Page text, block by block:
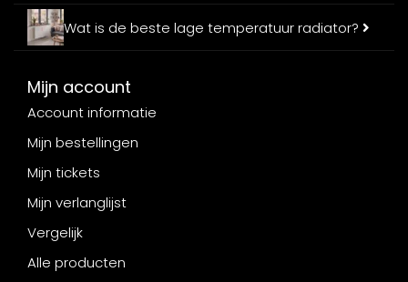
Wat is de beste lage temperatuur radiator?
Mijn account
Account informatie
Mijn bestellingen
Mijn tickets
Mijn verlanglijst
Vergelijk
Alle producten